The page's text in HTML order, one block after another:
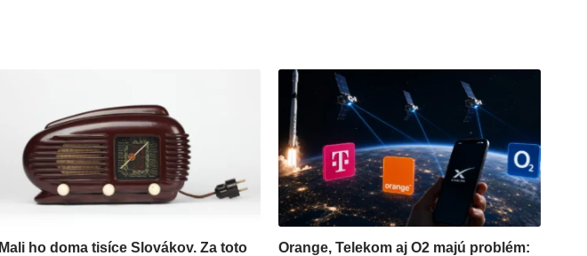
Mali ho doma tisíce Slovákov. Za toto
Orange, Telekom aj O2 majú problém: